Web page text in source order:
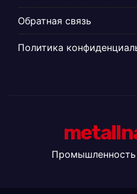
Обратная связь
Политика
Промышленность